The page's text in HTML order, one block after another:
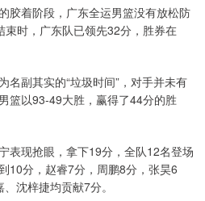
胶着阶段，广东全运男篮没有放松防
时，广东队已领先32分，胜券在
名副其实的“垃圾时间”，对手并未有
篮以93-49大胜，赢得了44分的胜
表现抢眼，拿下19分，全队12名登场
10分，赵睿7分，周鹏8分，张昊6
沈梓捷均贡献7分。